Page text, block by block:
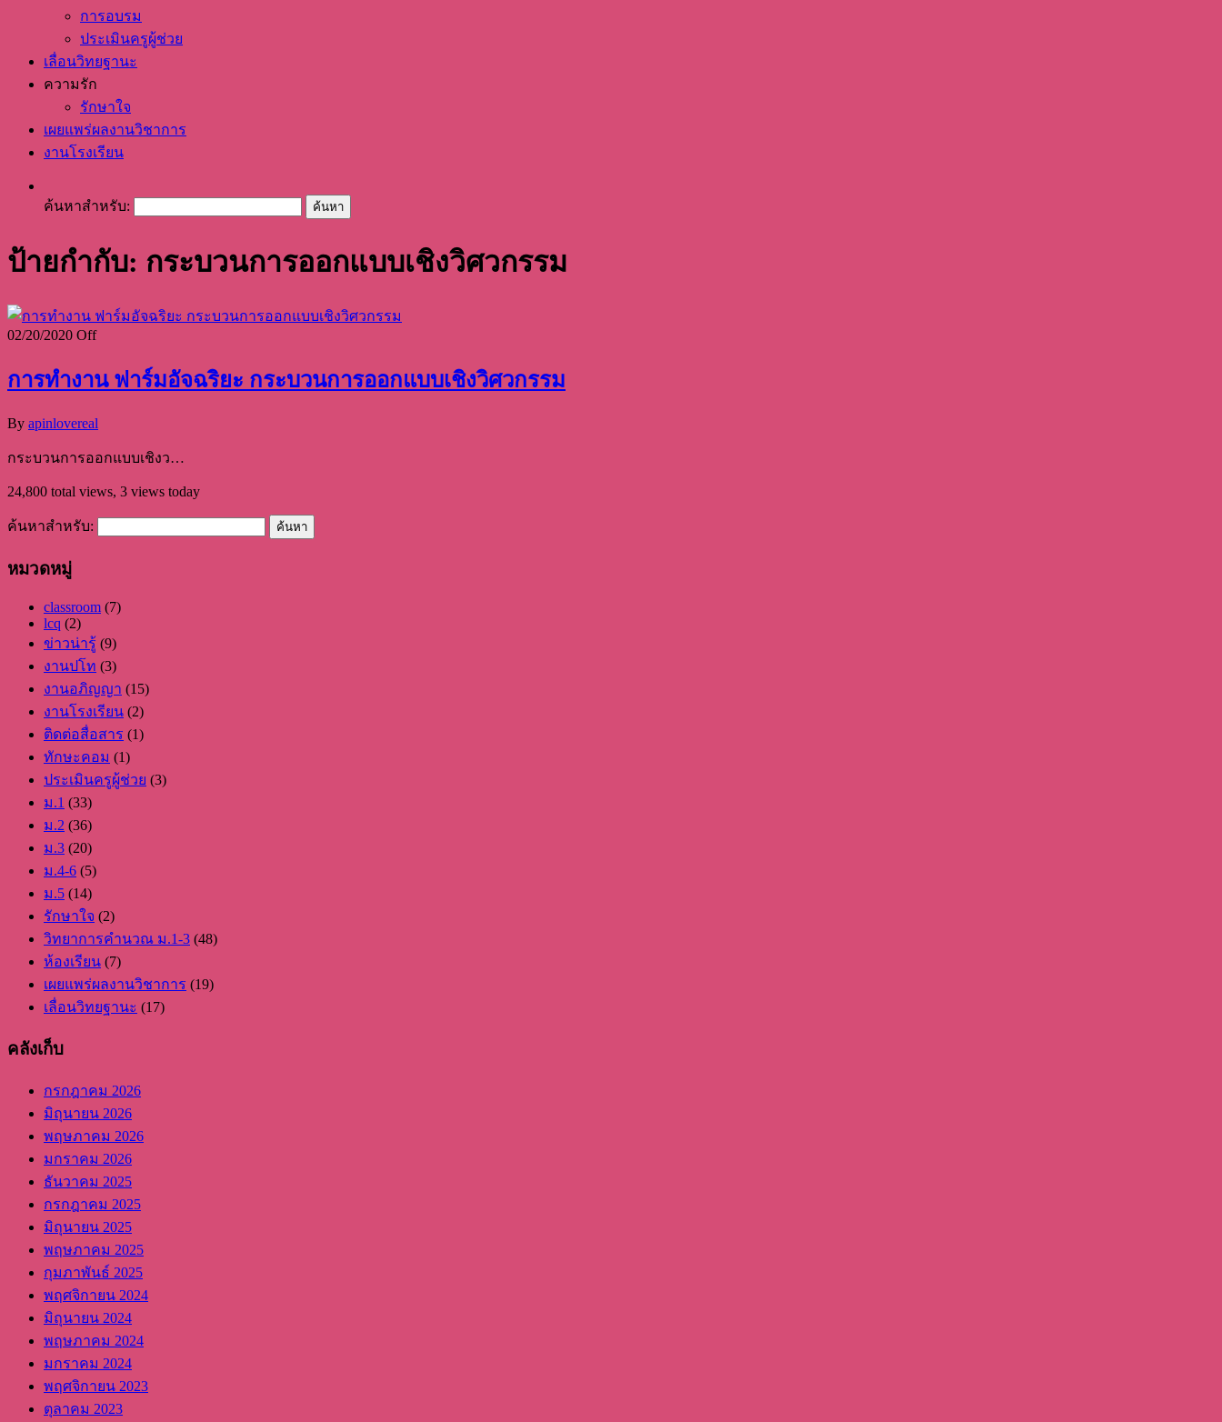
การอบรม
ประเมินครูผู้ช่วย
เลื่อนวิทยฐานะ
ความรัก
รักษาใจ
เผยแพร่ผลงานวิชาการ
งานโรงเรียน
ค้นหาสำหรับ:
ป้ายกำกับ: กระบวนการออกแบบเชิงวิศวกรรม
02/20/2020 Off
การทำงาน ฟาร์มอัจฉริยะ กระบวนการออกแบบเชิงวิศวกรรม
By apinlovereal
กระบวนการออกแบบเชิงว…
24,800 total views, 3 views today
ค้นหาสำหรับ:
หมวดหมู่
classroom (7)
lcq (2)
ข่าวน่ารู้ (9)
งานปโท (3)
งานอภิญญา (15)
งานโรงเรียน (2)
ติดต่อสื่อสาร (1)
ทักษะคอม (1)
ประเมินครูผู้ช่วย (3)
ม.1 (33)
ม.2 (36)
ม.3 (20)
ม.4-6 (5)
ม.5 (14)
รักษาใจ (2)
วิทยาการคำนวณ ม.1-3 (48)
ห้องเรียน (7)
เผยแพร่ผลงานวิชาการ (19)
เลื่อนวิทยฐานะ (17)
คลังเก็บ
กรกฎาคม 2026
มิถุนายน 2026
พฤษภาคม 2026
มกราคม 2026
ธันวาคม 2025
กรกฎาคม 2025
มิถุนายน 2025
พฤษภาคม 2025
กุมภาพันธ์ 2025
พฤศจิกายน 2024
มิถุนายน 2024
พฤษภาคม 2024
มกราคม 2024
พฤศจิกายน 2023
ตุลาคม 2023